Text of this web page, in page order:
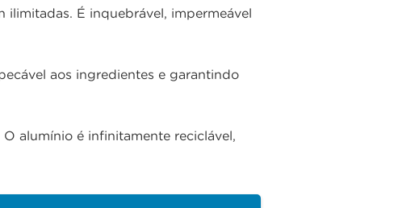
É inquebrável, impermeável
aos ingredientes e garantindo
alumínio é infinitamente reciclável,